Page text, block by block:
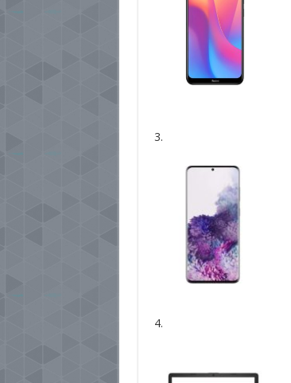
3.
4.